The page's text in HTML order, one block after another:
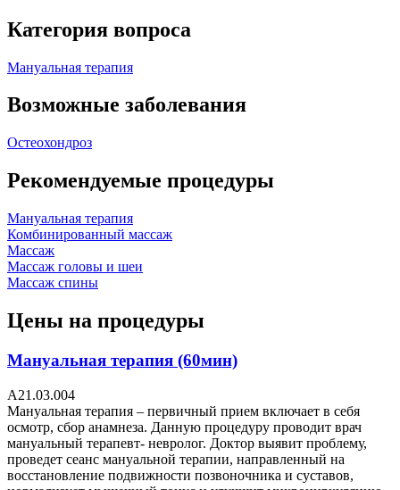
Категория вопроса
Мануальная терапия
Возможные заболевания
Остеохондроз
Рекомендуемые процедуры
Мануальная терапия
Комбинированный массаж
Массаж
Массаж головы и шеи
Массаж спины
Цены на процедуры
Мануальная терапия (60мин)
A21.03.004
Мануальная терапия – первичный прием включает в себя
осмотр, сбор анамнеза. Данную процедуру проводит врач
мануальный терапевт- невролог. Доктор выявит проблему,
проведет сеанс мануальной терапии, направленный на
восстановление подвижности позвоночника и суставов,